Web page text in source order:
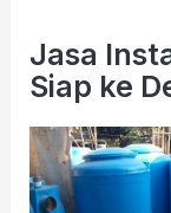
Jasa
Siap ke